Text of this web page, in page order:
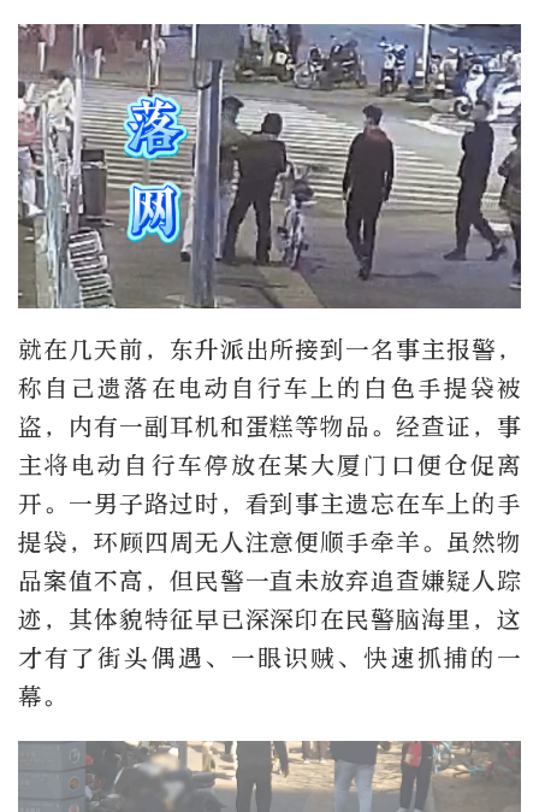
就在几天前，东升派出所接到一名事主报警，
称自己遗落在电动自行车上的白色手提袋被
盗，内有一副耳机和蛋糕等物品。经查证，事
主将电动自行车停放在某大厦门口便仓促离
开。一男子路过时，看到事主遗忘在车上的手
提袋，环顾四周无人注意便顺手牵羊。虽然物
品案值不高，但民警一直未放弃追查嫌疑人踪
迹，其体貌特征早已深深印在民警脑海里，这
才有了街头偶遇、一眼识贼、快速抓捕的一
幕。